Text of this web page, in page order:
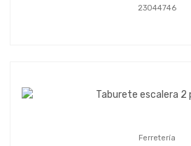
23044746
Ferretería